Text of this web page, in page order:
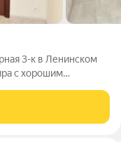
3-к в Ленинском
с хорошим
и наслаждайтесь